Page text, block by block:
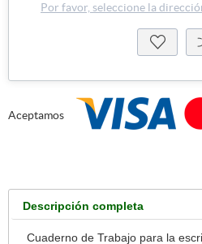
Por favor, seleccione la
Aceptamos
Descripción completa
Cuaderno de Trabajo para la